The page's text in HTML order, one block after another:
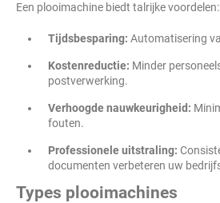
Een plooimachine biedt talrijke voordelen:
Tijdsbesparing: Automatisering
Kostenreductie: Minder
postverwerking.
Verhoogde nauwkeurigheid:
fouten.
Professionele uitstraling:
documenten verbeteren uw
Types plooimachines